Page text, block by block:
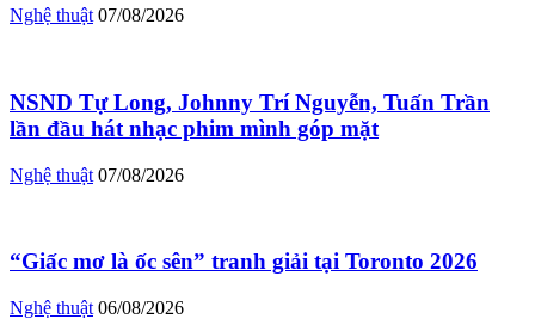
Nghệ thuật 07/08/2026
NSND Tự Long, Johnny Trí Nguyễn, Tuấn Trần
lần đầu hát nhạc phim mình góp mặt
Nghệ thuật 07/08/2026
“Giấc mơ là ốc sên” tranh giải tại Toronto 2026
Nghệ thuật 06/08/2026